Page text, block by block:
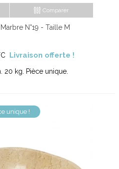
Comparer
N°19 - Taille M
Livraison offerte !
20 kg. Pièce unique.
unique !